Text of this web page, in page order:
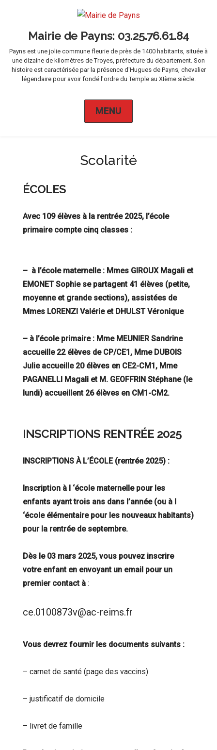
Mairie de Payns
Payns est une jolie commune fleurie de près de 1400 habitants, située à
une dizaine de kilomètres de Troyes, préfecture du département. Son
histoire est caractérisée par la présence d'Hugues de Payns, chevalier
légendaire pour avoir fondé l'ordre du Temple au XIème siècle.
MENU
Scolarité
ÉCOLES
Avec 109 élèves à la rentrée 2025, l’école
primaire compte cinq classes :
– à l’école maternelle : Mmes GIROUX Magali et
EMONET Sophie se partagent 41 élèves (petite,
moyenne et grande sections), assistées de
Mmes LORENZI Valérie et DHULST Véronique
– à l’école primaire : Mme MEUNIER Sandrine
accueille 22 élèves de CP/CE1, Mme DUBOIS
Julie accueille 20 élèves en CE2-CM1, Mme
PAGANELLI Magali et M. GEOFFRIN Stéphane (le
lundi) accueillent 26 élèves en CM1-CM2.
INSCRIPTIONS RENTRÉE 2025
INSCRIPTIONS À L’ÉCOLE (rentrée 2025) :
Inscription à l ‘école maternelle pour les
enfants ayant trois ans dans l’année (ou à l
‘école élémentaire pour les nouveaux habitants)
pour la rentrée de septembre.
Dès le 03 mars 2025, vous pouvez inscrire
votre enfant en envoyant un email pour un
premier contact à :
ce.0100873v@ac-reims.fr
Vous devrez fournir les documents suivants :
– carnet de santé (page des vaccins)
– justificatif de domicile
– livret de famille